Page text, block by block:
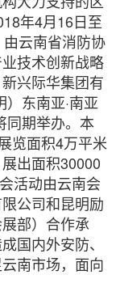
年4月16日至
云南省消防协
技术创新战略
兴际华集团有
东南亚·南亚
同期举办。本
览面积4万平米
出面积30000
活动由云南会
公司和昆明励
部）合作承
国内外安防、
南市场，面向